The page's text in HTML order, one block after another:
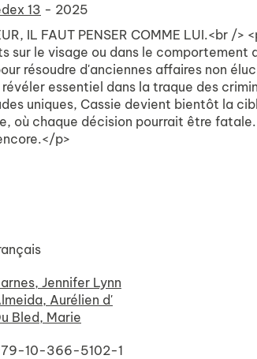
13 - 2025
IL FAUT PENSER COMME LUI.<br
sur le visage ou dans le comportement
résoudre d'anciennes affaires non
essentiel dans la traque des
uniques, Cassie devient bientôt la
où chaque décision pourrait être
p>
Jennifer Lynn
Aurélien d'
Bled, Marie
10-366-5102-1